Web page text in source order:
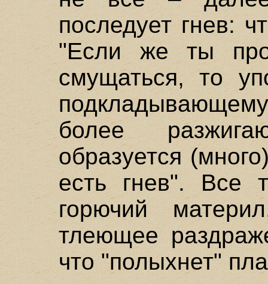
последует гнев:
"Если же ты
смущаться, то
более
образуется
есть гнев". Все
горючий
тлеющее
что "полыхнет"